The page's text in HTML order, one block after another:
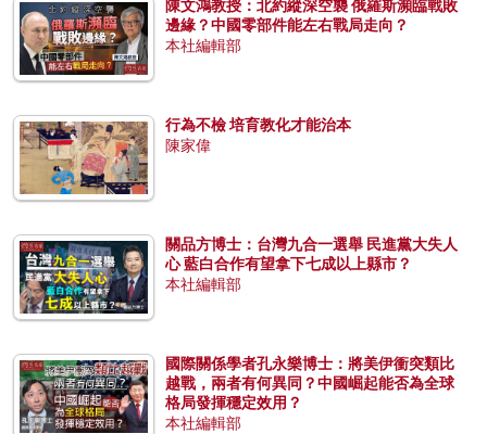
陳文鴻教授：北約縱深空襲 俄羅斯瀕臨戰敗
邊緣？中國零部件能左右戰局走向？
本社編輯部
行為不檢 培育教化才能治本
陳家偉
關品方博士：台灣九合一選舉 民進黨大失人
心 藍白合作有望拿下七成以上縣市？
本社編輯部
國際關係學者孔永樂博士：將美伊衝突類比
越戰，兩者有何異同？中國崛起能否為全球
格局發揮穩定效用？
本社編輯部